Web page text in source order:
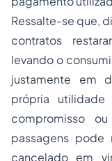
Ressalte-se que,
contratos
levando o
justamente em
própria
compromisso
passagens
cancelado em